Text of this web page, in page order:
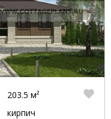
203.5 м²
кирпич